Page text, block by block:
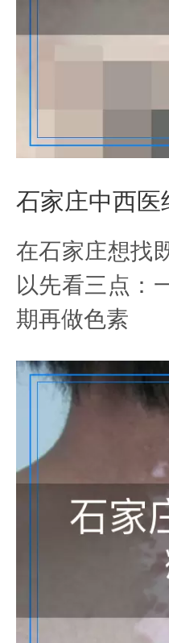
石家庄中西
在石家庄想找
以先看三点：
期再做色素